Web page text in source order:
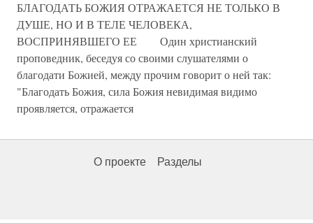
БЛАГОДАТЬ БОЖИЯ ОТРАЖАЕТСЯ НЕ ТОЛЬКО В
ДУШЕ, НО И В ТЕЛЕ ЧЕЛОВЕКА,
ВОСПРИНЯВШЕГО ЕЕ Один христианский
проповедник, беседуя со своими слушателями о
благодати Божией, между прочим говорит о ней так:
"Благодать Божия, сила Божия невидимая видимо
проявляется, отражается
О проекте Разделы